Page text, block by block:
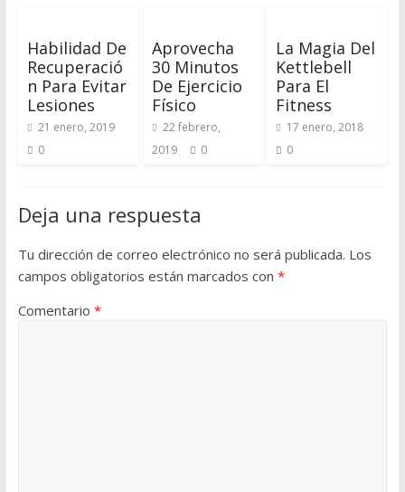
Habilidad De
Recuperació
N Para Evitar
Lesiones
21 enero, 2019
0
Aprovecha
30 Minutos
De Ejercicio
Físico
22 febrero,
2019
0
La Magia Del
Kettlebell
Para El
Fitness
17 enero, 2018
0
Deja una respuesta
Tu dirección de correo electrónico no será publicada. Los
campos obligatorios están marcados con *
Comentario *